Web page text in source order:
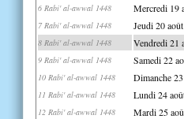
6 Rabi' al-awwal 1448 Mercredi 19
7 Rabi' al-awwal 1448 Jeudi 20 août
8 Rabi' al-awwal 1448 Vendredi 21
9 Rabi' al-awwal 1448 Samedi 22
10 Rabi' al-awwal 1448 Dimanche
11 Rabi' al-awwal 1448 Lundi 24
12 Rabi' al-awwal 1448 Mardi 25